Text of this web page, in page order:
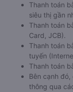
Thanh toán
siêu thị gần
Thanh toán
Card, JCB).
Thanh toán
tuyến
Thanh toán
Bên cạnh
thông qua